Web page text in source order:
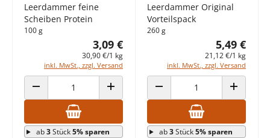
Leerdammer feine
Scheiben Protein
100 g
3,09 €
30,90 €/1 kg
inkl. MwSt., zzgl. Versand
ANZAHL VERRINGERN ANZAHL ERHÖHEN
ab3Stück5% sparen
Leerdammer Original
Vorteilspack
260 g
5,49 €
21,12 €/1 kg
inkl. MwSt., zzgl. Versand
ANZAHL VERRINGERN ANZAHL
ab3Stück5% sparen